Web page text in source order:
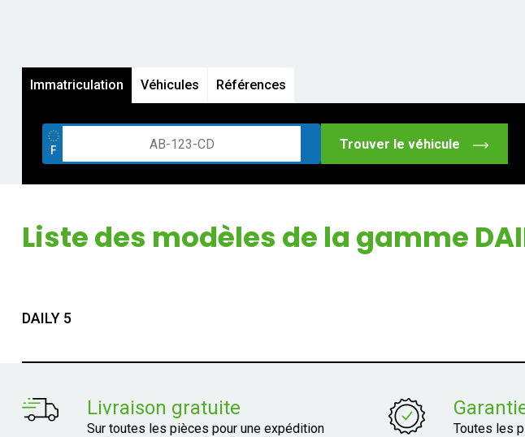
Immatriculation Véhicules Références
Trouver le véhicule
Liste des modèles de la gamme
DAILY 5
Livraison gratuite
Sur toutes les pièces pour une expédition
Toutes les